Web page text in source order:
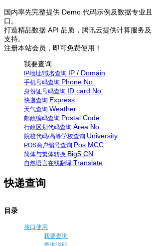
国内率先完整提供 Demo 代码示例及数据专业
口。
打造精品数据 API 品质，腾讯云提供计算服务
支持。
注册本站会员，即可免费使用！
我要查询
IP地址/域名查询 IP / Domain
手机号码查询 Phone No.
身份证号码查询 ID card No.
快递查询 Express
天气查询 Weather
邮政编码查询 Postal Code
行政区划代码查询 Area No.
院校代码/高等学校查询 University
POS商户编号查询 Pos MCC
简体与繁体转换 Big5 CN
自然语言在线翻译 Translate
快递查询
目录
接口使用
我要查询